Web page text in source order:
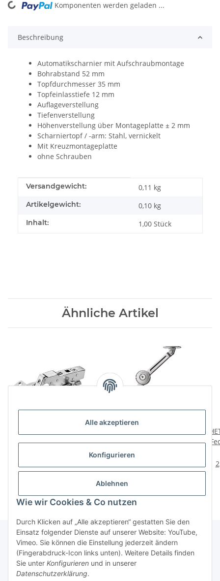
Alle akzeptieren
Konfigurieren
Ablehnen
Wie wir Cookies & Co nutzen
Durch Klicken auf „Alle akzeptieren“ gestatten Sie den
Einsatz folgender Dienste auf unserer Website: YouTube,
Vimeo. Sie können die Einstellung jederzeit ändern
(Fingerabdruck-Icon links unten). Weitere Details finden
Sie unter Konfigurieren und in unserer
Datenschutzerklärung.
Loading... Komponenten werden geladen ...
Beschreibung
Automatikscharnier mit Aufschraubmontage
Bohrabstand 52 mm
Topfdurchmesser 35 mm
Topfeinlasstiefe 12 mm
Auflageverstellung
Tiefenverstellung
Höhenverstellung über Montageplatte ± 2 mm
Scharniertopf / -arm: Stahl, vernickelt
Mit Kreuzmontageplatte
ohne Schrauben
Produkteigenschaft
Wert
Versandgewicht: 0,11 kg
Artikelgewicht: 0,10 kg
Inhalt: 1,00 Stück
Ähnliche Artikel
Sensys mittelwand,
"Flexi" mit stufenloser
Anpassung der
Öffnungswinkel 80° -
12,45 €
Über uns